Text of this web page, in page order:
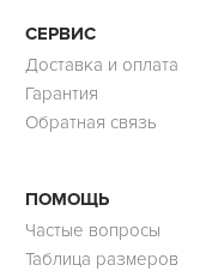
СЕРВИС
Доставка и оплата
Гарантия
Обратная связь
ПОМОЩЬ
Частые вопросы
Таблица размеров